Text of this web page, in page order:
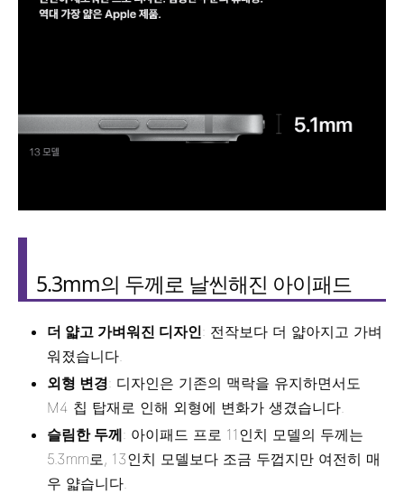
5.3mm의 두께로 날씬해진 아이패드
더 얇고 가벼워진 디자인: 전작보다 더 얇아지고 가벼
워졌습니다.
외형 변경: 디자인은 기존의 맥락을 유지하면서도
M4 칩 탑재로 인해 외형에 변화가 생겼습니다.
슬림한 두께: 아이패드 프로 11인치 모델의 두께는
5.3mm로, 13인치 모델보다 조금 두껍지만 여전히 매
우 얇습니다.